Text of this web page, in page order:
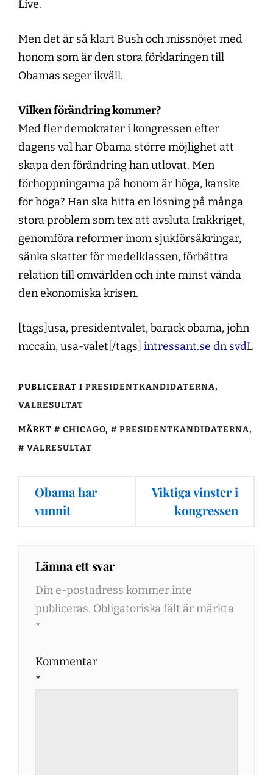
Live.
Men det är så klart Bush och missnöjet med
honom som är den stora förklaringen till
Obamas seger ikväll.
Vilken förändring kommer?
Med fler demokrater i kongressen efter
dagens val har Obama större möjlighet att
skapa den förändring han utlovat. Men
förhoppningarna på honom är höga, kanske
för höga? Han ska hitta en lösning på många
stora problem som tex att avsluta Irakkriget,
genomföra reformer inom sjukförsäkringar,
sänka skatter för medelklassen, förbättra
relation till omvärlden och inte minst vända
den ekonomiska krisen.
[tags]usa, presidentvalet, barack obama, john
mccain, usa-valet[/tags] intressant.se dn svdL
PUBLICERAT I PRESIDENTKANDIDATERNA,
VALRESULTAT
MÄRKT CHICAGO, PRESIDENTKANDIDATERNA,
VALRESULTAT
Inläggsnavigering
Obama har
vunnit
Viktiga vinster i
kongressen
Lämna ett svar
Din e-postadress kommer inte
publiceras. Obligatoriska fält är märkta
*
Kommentar
*